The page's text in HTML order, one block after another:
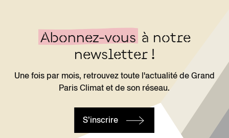
Abonnez-vous à notre
newsletter !
Une fois par mois, retrouvez toute l'actualité de Grand
Paris Climat et de son réseau.
S’inscrire